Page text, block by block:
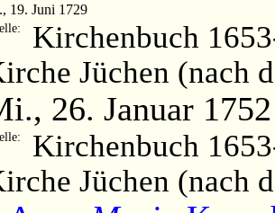
19. Juni 1729
Kirchenbuch
Jüchen (nach
26. Januar 1752
Kirchenbuch
Jüchen (nach